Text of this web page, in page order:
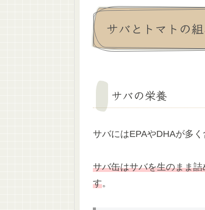
サバとトマトの
サバの栄養
サバにはEPAやDHAが多く
サバ缶はサバを生のまま
す。